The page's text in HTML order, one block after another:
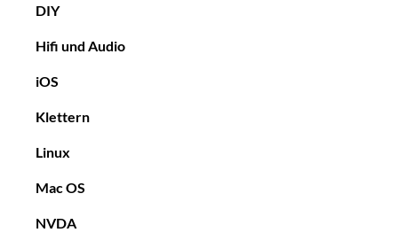
DIY
Hifi und Audio
iOS
Klettern
Linux
Mac OS
NVDA